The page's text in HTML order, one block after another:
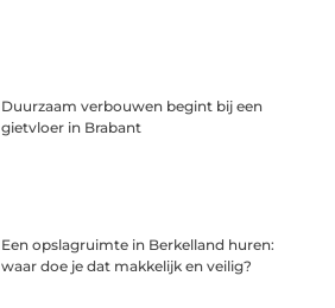
Duurzaam verbouwen begint bij een
gietvloer in Brabant
Een opslagruimte in Berkelland huren:
waar doe je dat makkelijk en veilig?